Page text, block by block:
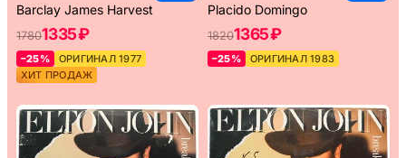
Barclay James Harvest
17801335 ₽
–25%
ОРИГИНАЛ 1977
ХИТ ПРОДАЖ
Placido Domingo
18201365 ₽
–25% ОРИГИНАЛ 1983